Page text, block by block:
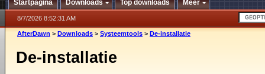
Startpagina Downloads Top downloads Meer
8/7/2026 8:52:31 AM
AfterDawn > Downloads > Systeemtools > De-installatie
De-installatie